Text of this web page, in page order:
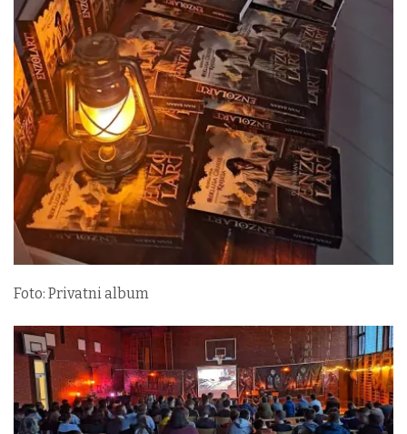
Foto: Privatni album